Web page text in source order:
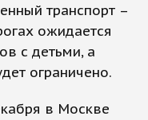
транспорт –
ожидается
с детьми, а
ограничено.
в Москве